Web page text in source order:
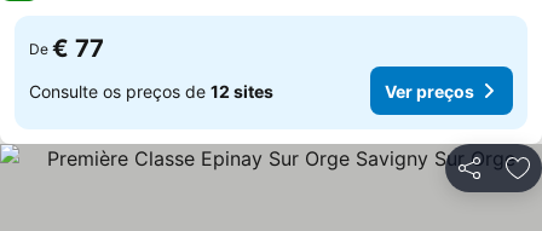
De € 77
Consulte os preços de 12 sites Ver preços
Partilhar